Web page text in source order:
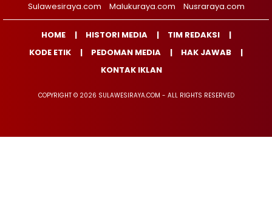
Sulawesiraya.com
Malukuraya.com Nusraraya.com
HOME HISTORI MEDIA
TIM REDAKSI
KODE ETIK
PEDOMAN MEDIA
HAK JAWAB
KONTAK IKLAN
COPYRIGHT © 2026 SULAWESIRAYA.COM - ALL RIGHTS RESERVED